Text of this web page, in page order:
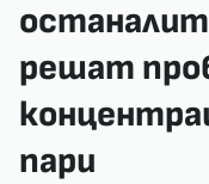
решат
пари